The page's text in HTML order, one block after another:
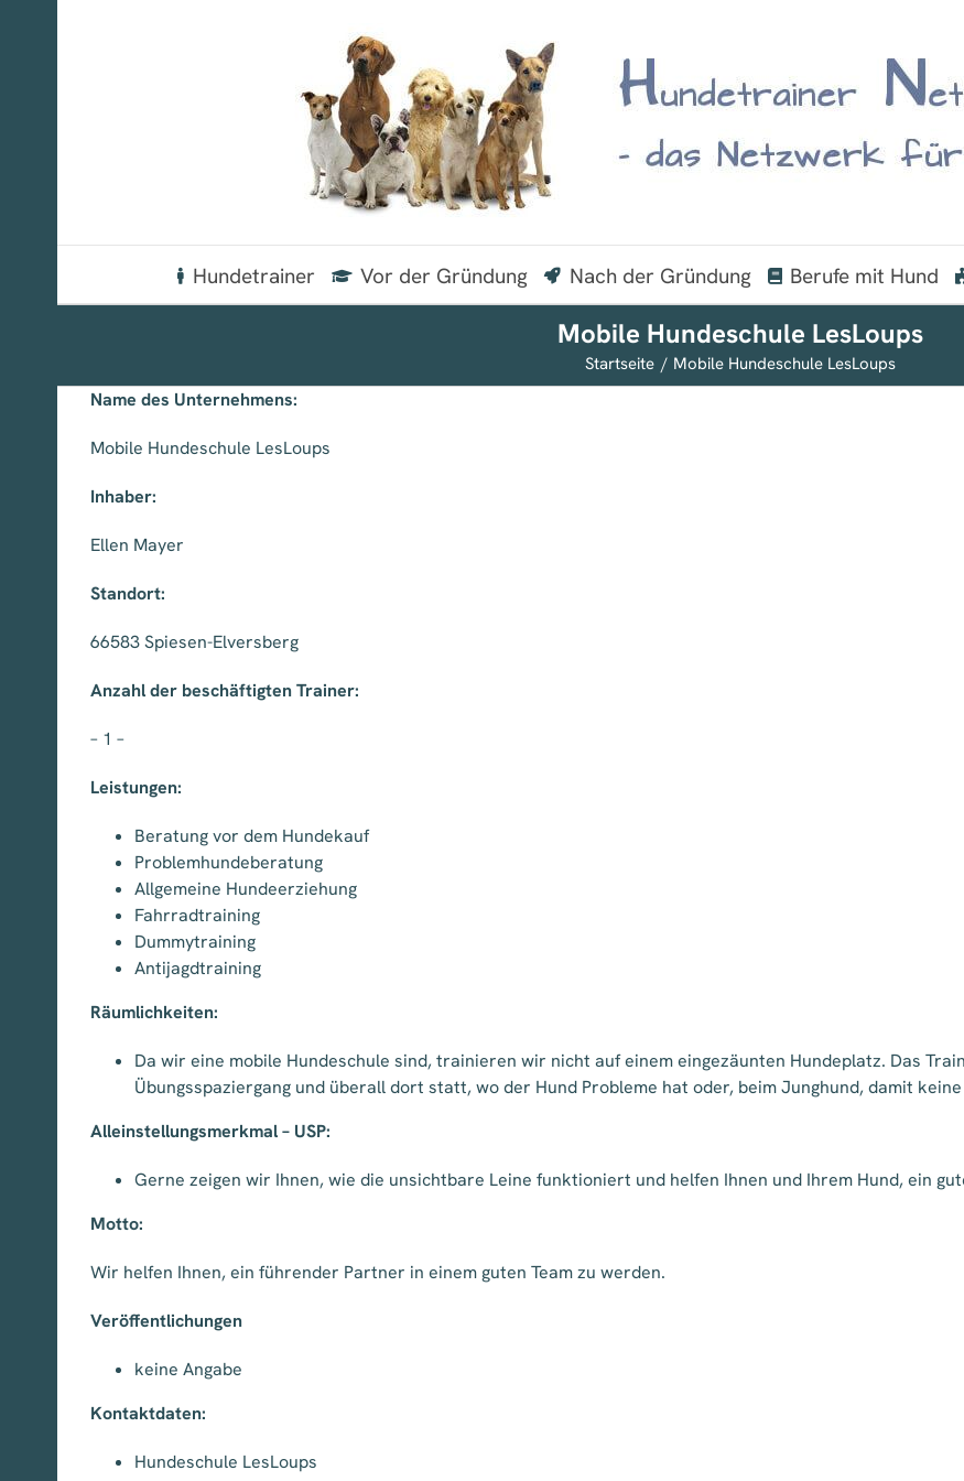
Hundetrainer Vor der Gründung Nach der Gründung Berufe mit Hund
Mobile Hundeschule LesLoups
Startseite Mobile Hundeschule LesLoups
Name des Unternehmens:
Mobile Hundeschule LesLoups
Inhaber:
Ellen Mayer
Standort:
66583 Spiesen-Elversberg
Anzahl der beschäftigten Trainer:
– 1 –
Leistungen:
Beratung vor dem Hundekauf
Problemhundeberatung
Allgemeine Hundeerziehung
Fahrradtraining
Dummytraining
Antijagdtraining
Räumlichkeiten:
Da wir eine mobile Hundeschule sind, trainieren wir nicht auf einem eingezäunten Hundeplatz. Das
Übungsspaziergang und überall dort statt, wo der Hund Probleme hat oder, beim Junghund, damit
Alleinstellungsmerkmal – USP:
Gerne zeigen wir Ihnen, wie die unsichtbare Leine funktioniert und helfen Ihnen und Ihrem Hund, ein
Motto:
Wir helfen Ihnen, ein führender Partner in einem guten Team zu werden.
Veröffentlichungen
keine Angabe
Kontaktdaten:
Hundeschule LesLoups